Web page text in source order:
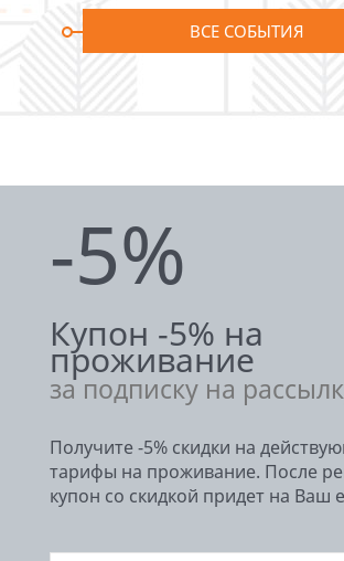
ВСЕ СОБЫТИЯ
-5%
Купон -5% на
проживание
за подписку на
Получите -5% скидки на
тарифы на проживание. После
купон со скидкой придет на Ваш